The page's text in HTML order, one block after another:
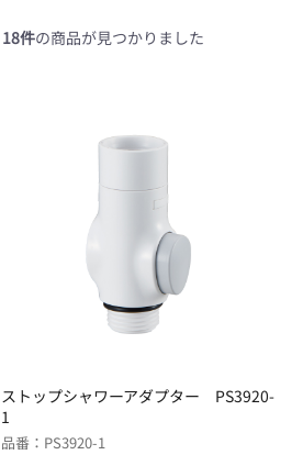
18件の商品が見つかりました
ストップシャワーアダプター PS3920-
1
品番：PS3920-1